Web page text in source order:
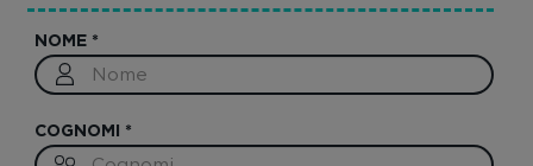
NOME *
COGNOMI *